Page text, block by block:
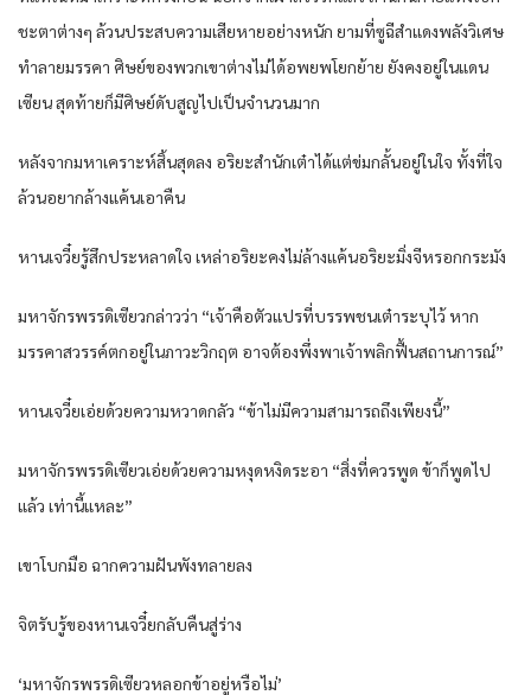
ชะตาต่างๆ ล้วนประสบความเสียหายอย่างหนัก ยามที่ซูฉีสำแดงพลังวิเศษ
ทำลายมรรคา ศิษย์ของพวกเขาต่างไม่ได้อพยพโยกย้าย ยังคงอยู่ในแดน
เซียน สุดท้ายก็มีศิษย์ดับสูญไปเป็นจำนวนมาก
หลังจากมหาเคราะห์สิ้นสุดลง อริยะสำนักเต๋าได้แต่ข่มกลั้นอยู่ในใจ ทั้งที่ใจ
ล้วนอยากล้างแค้นเอาคืน
หานเจวี๋ยรู้สึกประหลาดใจ เหล่าอริยะคงไม่ล้างแค้นอริยะมิ่งจีหรอกกระมัง
มหาจักรพรรดิเซียวกล่าวว่า “เจ้าคือตัวแปรที่บรรพชนเต๋าระบุไว้ หาก
มรรคาสวรรค์ตกอยู่ในภาวะวิกฤต อาจต้องพึ่งพาเจ้าพลิกฟื้นสถานการณ์”
หานเจวี๋ยเอ่ยด้วยความหวาดกลัว “ข้าไม่มีความสามารถถึงเพียงนี้”
มหาจักรพรรดิเซียวเอ่ยด้วยความหงุดหงิดระอา “สิ่งที่ควรพูด ข้าก็พูดไป
แล้ว เท่านี้แหละ”
เขาโบกมือ ฉากความฝันพังทลายลง
จิตรับรู้ของหานเจวี๋ยกลับคืนสู่ร่าง
‘มหาจักรพรรดิเซียวหลอกข้าอยู่หรือไม่’